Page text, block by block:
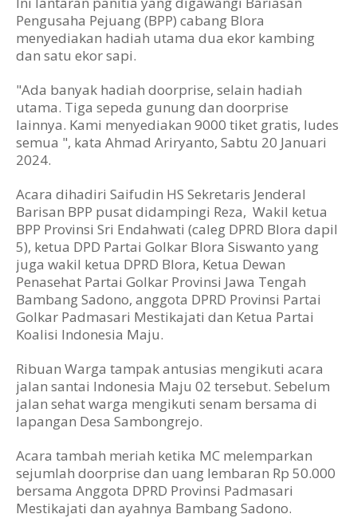
Pengusaha Pejuang (BPP) cabang Blora
menyediakan hadiah utama dua ekor kambing
dan satu ekor sapi.
"Ada banyak hadiah doorprise, selain hadiah
utama. Tiga sepeda gunung dan doorprise
lainnya. Kami menyediakan 9000 tiket gratis, ludes
semua ", kata Ahmad Ariryanto, Sabtu 20 Januari
2024.
Acara dihadiri Saifudin HS Sekretaris Jenderal
Barisan BPP pusat didampingi Reza, Wakil ketua
BPP Provinsi Sri Endahwati (caleg DPRD Blora dapil
5), ketua DPD Partai Golkar Blora Siswanto yang
juga wakil ketua DPRD Blora, Ketua Dewan
Penasehat Partai Golkar Provinsi Jawa Tengah
Bambang Sadono, anggota DPRD Provinsi Partai
Golkar Padmasari Mestikajati dan Ketua Partai
Koalisi Indonesia Maju.
Ribuan Warga tampak antusias mengikuti acara
jalan santai Indonesia Maju 02 tersebut. Sebelum
jalan sehat warga mengikuti senam bersama di
lapangan Desa Sambongrejo.
Acara tambah meriah ketika MC melemparkan
sejumlah doorprise dan uang lembaran Rp 50.000
bersama Anggota DPRD Provinsi Padmasari
Mestikajati dan ayahnya Bambang Sadono.